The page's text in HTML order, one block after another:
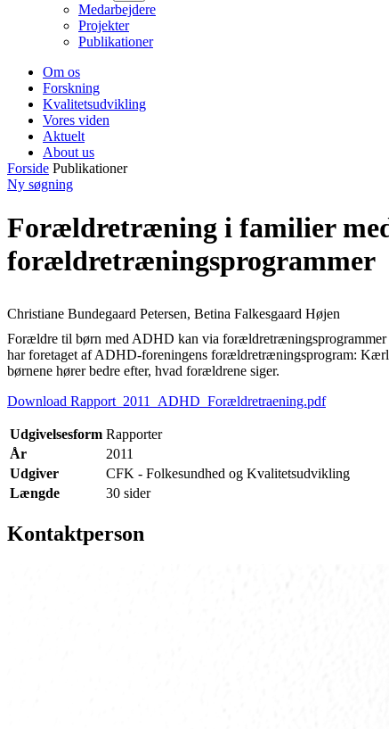
Medarbejdere
Projekter
Publikationer
Om os
Forskning
Kvalitetsudvikling
Vores viden
Aktuelt
About us
Forside Publikationer
Ny søgning
Forældretræning i familier
forældretræningsprogrammer
Christiane Bundegaard Petersen, Betina Falkesgaard Højen
Forældre til børn med ADHD kan via
har foretaget af ADHD-foreningens forældretræningsprogram:
børnene hører bedre efter, hvad forældrene siger.
Download Rapport_2011_ADHD_Forældretraening.pdf
Udgivelsesform Rapporter
År
2011
Udgiver
CFK - Folkesundhed og Kvalitetsudvikling
Længde
30 sider
Kontaktperson